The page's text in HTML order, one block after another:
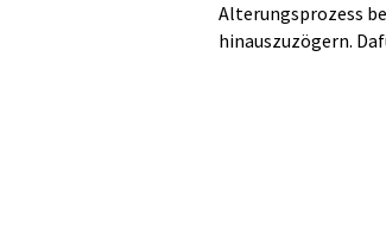
Alterungsprozess
hinauszuzögern.